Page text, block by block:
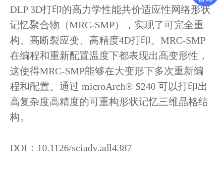
DLP 3D打印的高力学性能共价适应性网络形状
记忆聚合物（MRC-SMP），实现了可完全重
构、高断裂应变、高精度4D打印。 MRC-SMP
在编程和重新配置温度下都表现出高变形性，
这使得MRC-SMP能够在大变形下多次重新编
程和配置。通过 microArch® S240 可以打印出
高复杂度高精度的可重构形状记忆三维晶格结
构。
DOI：10.1126/sciadv.adl4387